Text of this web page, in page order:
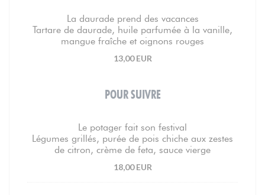
La daurade prend des vacances
Tartare de daurade, huile parfumée à la vanille,
mangue fraîche et oignons rouges
13,00 EUR
POUR SUIVRE
Le potager fait son festival
Légumes grillés, purée de pois chiche aux zestes
de citron, crème de feta, sauce vierge
18,00 EUR